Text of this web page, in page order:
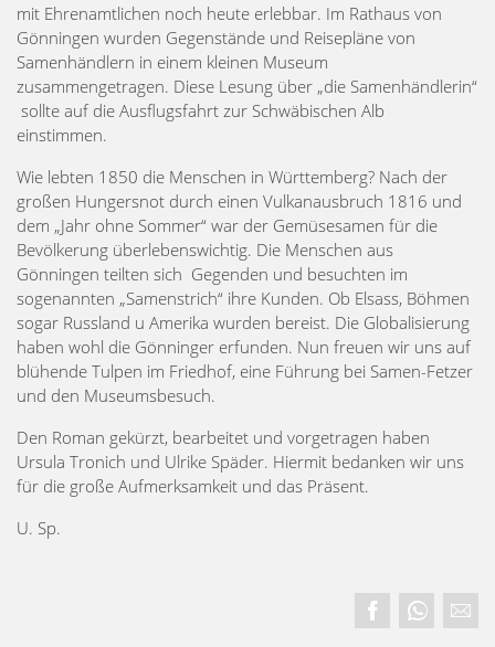
mit Ehrenamtlichen noch heute erlebbar. Im Rathaus von
Gönningen wurden Gegenstände und Reisepläne von
Samenhändlern in einem kleinen Museum
zusammengetragen. Diese Lesung über „die Samenhändlerin“
sollte auf die Ausflugsfahrt zur Schwäbischen Alb
einstimmen.
Wie lebten 1850 die Menschen in Württemberg? Nach der
großen Hungersnot durch einen Vulkanausbruch 1816 und
dem „Jahr ohne Sommer“ war der Gemüsesamen für die
Bevölkerung überlebenswichtig. Die Menschen aus
Gönningen teilten sich Gegenden und besuchten im
sogenannten „Samenstrich“ ihre Kunden. Ob Elsass, Böhmen
sogar Russland u Amerika wurden bereist. Die Globalisierung
haben wohl die Gönninger erfunden. Nun freuen wir uns auf
blühende Tulpen im Friedhof, eine Führung bei Samen-Fetzer
und den Museumsbesuch.
Den Roman gekürzt, bearbeitet und vorgetragen haben
Ursula Tronich und Ulrike Späder. Hiermit bedanken wir uns
für die große Aufmerksamkeit und das Präsent.
U. Sp.